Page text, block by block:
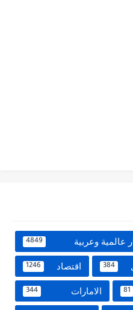
عالمية وعربية 4849
384 اقتصاد 1246
81 الامارات 344